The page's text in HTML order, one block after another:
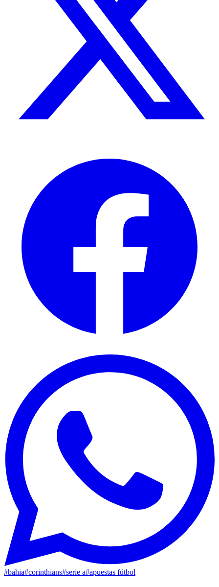
#bahia#corinthians#serie a#apuestas fútbol